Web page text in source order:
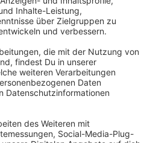
sie zusammen mit einem
gearbeitet. Da er schon
es Rina umso mehr, ihn
und zu zeigen, dass sich ihre
"Time" ist das
von Songs, die in Zukunft
dürfen uns also auf weitere